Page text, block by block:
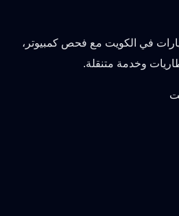
في الكويت مع فحص كمبيوتر،
وخدمة متنقلة.